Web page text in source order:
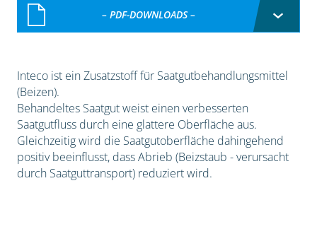
– PDF-DOWNLOADS –
Inteco ist ein Zusatzstoff für Saatgutbehandlungsmittel
(Beizen).
Behandeltes Saatgut weist einen verbesserten
Saatgutfluss durch eine glattere Oberfläche aus.
Gleichzeitig wird die Saatgutoberfläche dahingehend
positiv beeinflusst, dass Abrieb (Beizstaub - verursacht
durch Saatguttransport) reduziert wird.